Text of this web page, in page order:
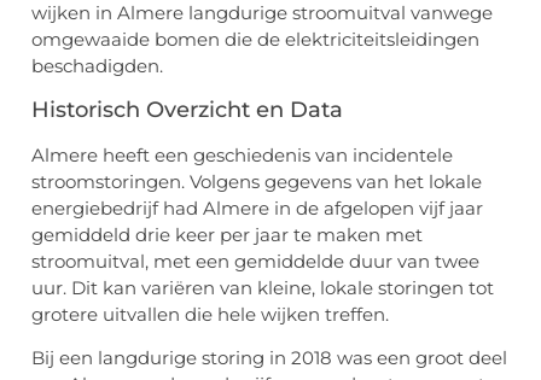
wijken in Almere langdurige stroomuitval vanwege
omgewaaide bomen die de elektriciteitsleidingen
beschadigden.
Historisch Overzicht en Data
Almere heeft een geschiedenis van incidentele
stroomstoringen. Volgens gegevens van het lokale
energiebedrijf had Almere in de afgelopen vijf jaar
gemiddeld drie keer per jaar te maken met
stroomuitval, met een gemiddelde duur van twee
uur. Dit kan variëren van kleine, lokale storingen tot
grotere uitvallen die hele wijken treffen.
Bij een langdurige storing in 2018 was een groot deel